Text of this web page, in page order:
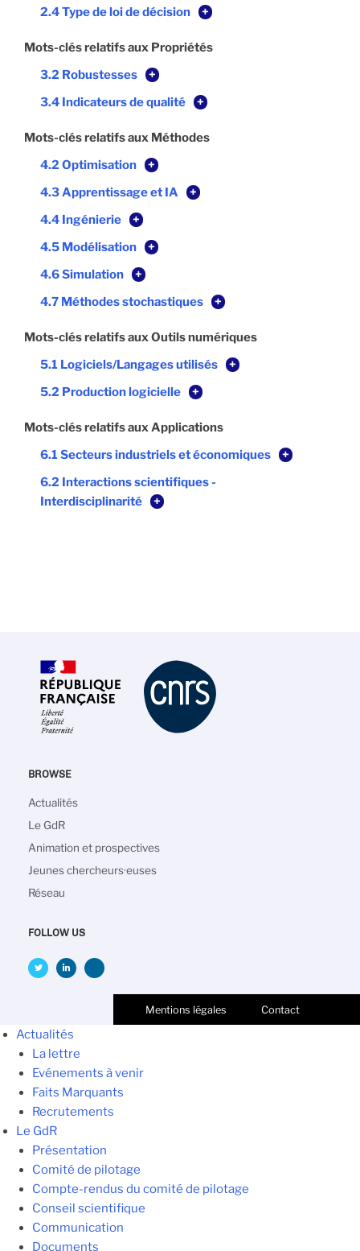
2.4 Type de loi de décision
+
Mots-clés relatifs aux Propriétés
3.2 Robustesses
+
3.4 Indicateurs de qualité
+
Mots-clés relatifs aux Méthodes
4.2 Optimisation
+
4.3 Apprentissage et IA
+
4.4 Ingénierie
+
4.5 Modélisation
+
4.6 Simulation
+
4.7 Méthodes stochastiques
+
Mots-clés relatifs aux Outils numériques
5.1 Logiciels/Langages utilisés
+
5.2 Production logicielle
+
Mots-clés relatifs aux Applications
6.1 Secteurs industriels et économiques
+
6.2 Interactions scientifiques -
Interdisciplinarité
+
BROWSE
Navigation
principale
Actualités
Le GdR
Animation et prospectives
Jeunes chercheurs·euses
Réseau
FOLLOW US
Mentions légales Contact
Actualités
La lettre
Evénements à venir
Faits Marquants
Recrutements
Le GdR
Présentation
Comité de pilotage
Compte-rendus du comité de pilotage
Conseil scientifique
Communication
Documents